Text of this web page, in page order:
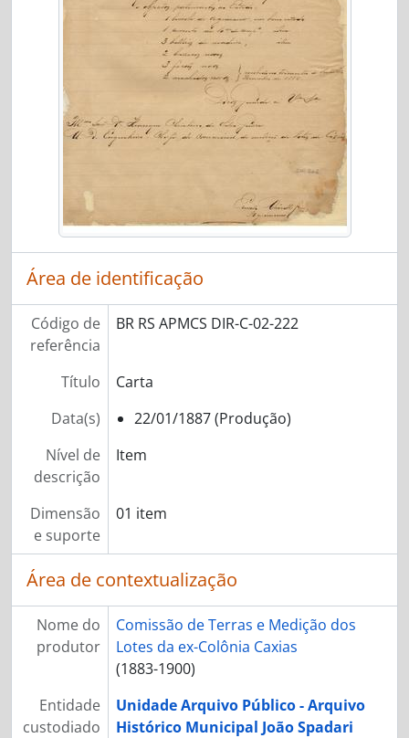
Área de identificação
Código de
referência
BR RS APMCS DIR-C-02-222
Título
Carta
Data(s)
22/01/1887 (Produção)
Nível de
descrição
Item
Dimensão
e suporte
01 item
Área de contextualização
Nome do
produtor
Comissão de Terras e Medição dos
Lotes da ex-Colônia Caxias
(1883-1900)
Entidade
custodiado
Unidade Arquivo Público - Arquivo
Histórico Municipal João Spadari